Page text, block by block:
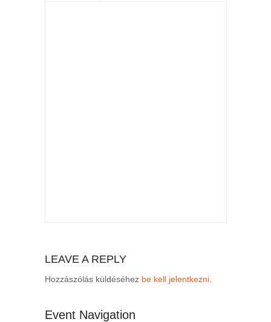
LEAVE A REPLY
Hozzászólás küldéséhez be kell jelentkezni.
Event Navigation